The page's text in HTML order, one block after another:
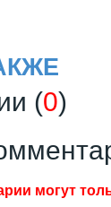
(0)